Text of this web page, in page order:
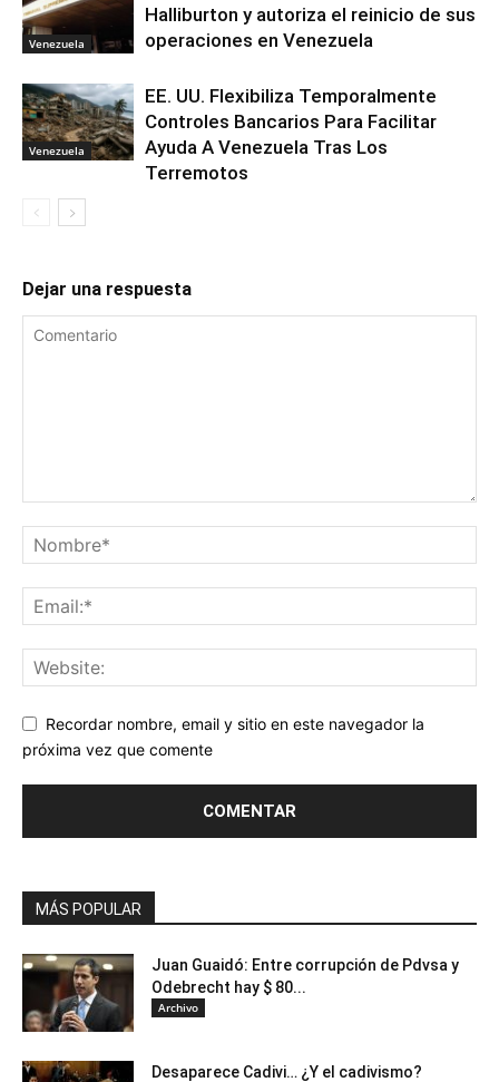
Venezuela
Halliburton y autoriza el reinicio de sus
operaciones en Venezuela
Venezuela
EE. UU. Flexibiliza Temporalmente
Controles Bancarios Para Facilitar
Ayuda A Venezuela Tras Los
Terremotos
Dejar una respuesta
Recordar nombre, email y sitio en este navegador la
próxima vez que comente
MÁS POPULAR
Juan Guaidó: Entre corrupción de Pdvsa y
Odebrecht hay $ 80...
Archivo
Desaparece Cadivi… ¿Y el cadivismo?